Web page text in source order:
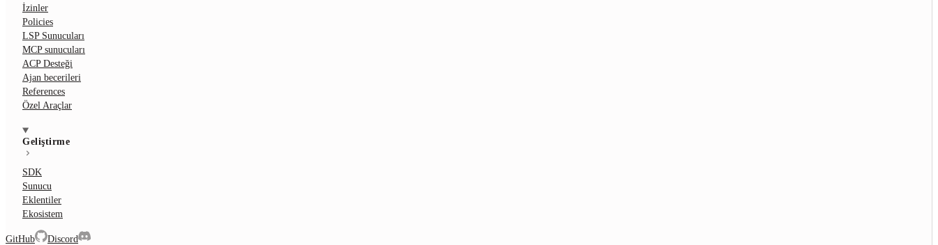
İzinler
Policies
LSP Sunucuları
MCP sunucuları
ACP Desteği
Ajan becerileri
References
Özel Araçlar
Geliştirme
SDK
Sunucu
Eklentiler
Ekosistem
GitHub
Discord